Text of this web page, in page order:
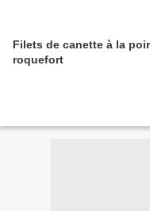
Filets de canette à la
roquefort